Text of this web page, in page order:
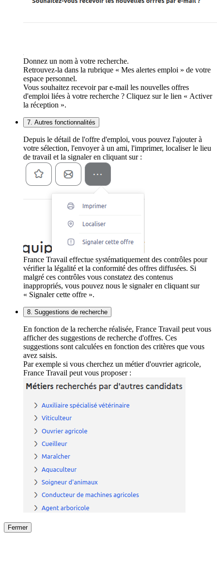
Donnez un nom à votre recherche.
Retrouvez-la dans la rubrique « Mes alertes emploi » de votre
espace personnel.
Vous souhaitez recevoir par e-mail les nouvelles offres
d'emploi liées à votre recherche ? Cliquez sur le lien « Activer
la réception ».
7. Autres fonctionnalités
Depuis le détail de l'offre d'emploi, vous pouvez l'ajouter à
votre sélection, l'envoyer à un ami, l'imprimer, localiser le lieu
de travail et la signaler en cliquant sur :
France Travail effectue systématiquement des contrôles pour
vérifier la légalité et la conformité des offres diffusées. Si
malgré ces contrôles vous constatez des contenus
inappropriés, vous pouvez nous le signaler en cliquant sur
« Signaler cette offre ».
8. Suggestions de recherche
En fonction de la recherche réalisée, France Travail peut vous
afficher des suggestions de recherche d'offres. Ces
suggestions sont calculées en fonction des critères que vous
avez saisis.
Par exemple si vous cherchez un métier d'ouvrier agricole,
France Travail peut vous proposer :
Fermer